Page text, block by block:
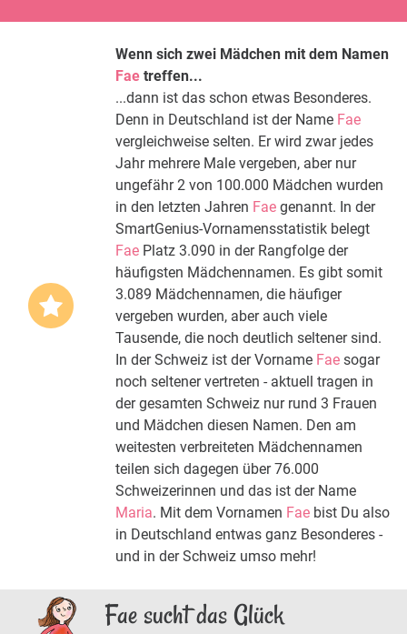
Wenn sich zwei Mädchen mit dem Namen
Fae treffen...
...dann ist das schon etwas Besonderes.
Denn in Deutschland ist der Name Fae
vergleichweise selten. Er wird zwar jedes
Jahr mehrere Male vergeben, aber nur
ungefähr 2 von 100.000 Mädchen wurden
in den letzten Jahren Fae genannt. In der
SmartGenius-Vornamensstatistik belegt
Fae Platz 3.090 in der Rangfolge der
häufigsten Mädchennamen. Es gibt somit
3.089 Mädchennamen, die häufiger
vergeben wurden, aber auch viele
Tausende, die noch deutlich seltener sind.
In der Schweiz ist der Vorname Fae sogar
noch seltener vertreten - aktuell tragen in
der gesamten Schweiz nur rund 3 Frauen
und Mädchen diesen Namen. Den am
weitesten verbreiteten Mädchennamen
teilen sich dagegen über 76.000
Schweizerinnen und das ist der Name
Maria. Mit dem Vornamen Fae bist Du also
in Deutschland entwas ganz Besonderes -
und in der Schweiz umso mehr!
Fae sucht das Glück